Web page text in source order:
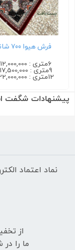
فرش هیوا ۷۰۰ شانه لاکی
6متری : 12,000,000 تومان
9متری : 17,500,000 تومان
12متری : 22,000,000 تومان
پیشنهادات شگفت
نماد اعتماد
از
ما را